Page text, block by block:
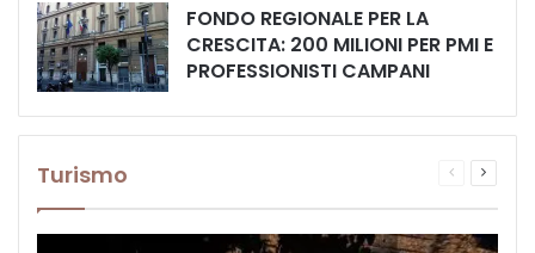
FONDO REGIONALE PER LA
CRESCITA: 200 MILIONI PER PMI E
PROFESSIONISTI CAMPANI
Turismo
Pagina